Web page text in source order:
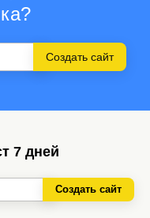
Создать сайт
7 дней
Создать сайт